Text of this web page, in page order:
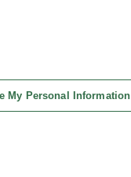
My Personal Information